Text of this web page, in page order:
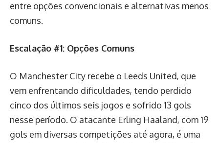
entre opções convencionais e alternativas menos
comuns.
Escalação #1: Opções Comuns
O Manchester City recebe o Leeds United, que
vem enfrentando dificuldades, tendo perdido
cinco dos últimos seis jogos e sofrido 13 gols
nesse período. O atacante Erling Haaland, com 19
gols em diversas competições até agora, é uma